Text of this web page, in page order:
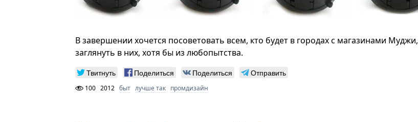
В завершении хочется посоветовать всем, кто будет в городах с магазинами Муджи,
заглянуть в них, хотя бы из любопытства.
Твитнуть Поделиться Поделиться Отправить
100 2012 быт лучше так промдизайн